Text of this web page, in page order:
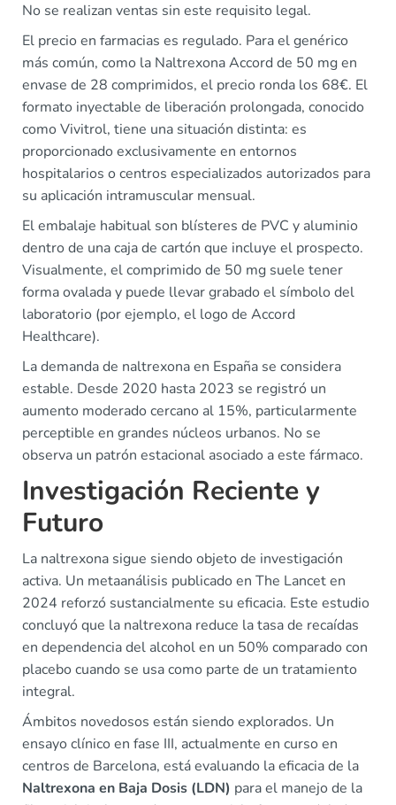
No se realizan ventas sin este requisito legal.
El precio en farmacias es regulado. Para el genérico
más común, como la Naltrexona Accord de 50 mg en
envase de 28 comprimidos, el precio ronda los 68€. El
formato inyectable de liberación prolongada, conocido
como Vivitrol, tiene una situación distinta: es
proporcionado exclusivamente en entornos
hospitalarios o centros especializados autorizados para
su aplicación intramuscular mensual.
El embalaje habitual son blísteres de PVC y aluminio
dentro de una caja de cartón que incluye el prospecto.
Visualmente, el comprimido de 50 mg suele tener
forma ovalada y puede llevar grabado el símbolo del
laboratorio (por ejemplo, el logo de Accord
Healthcare).
La demanda de naltrexona en España se considera
estable. Desde 2020 hasta 2023 se registró un
aumento moderado cercano al 15%, particularmente
perceptible en grandes núcleos urbanos. No se
observa un patrón estacional asociado a este fármaco.
Investigación Reciente y
Futuro
La naltrexona sigue siendo objeto de investigación
activa. Un metaanálisis publicado en The Lancet en
2024 reforzó sustancialmente su eficacia. Este estudio
concluyó que la naltrexona reduce la tasa de recaídas
en dependencia del alcohol en un 50% comparado con
placebo cuando se usa como parte de un tratamiento
integral.
Ámbitos novedosos están siendo explorados. Un
ensayo clínico en fase III, actualmente en curso en
centros de Barcelona, está evaluando la eficacia de la
Naltrexona en Baja Dosis (LDN) para el manejo de la